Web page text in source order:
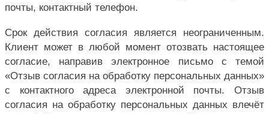
почты, контактный телефон.
Срок действия согласия является неограниченным.
Клиент может в любой момент отозвать настоящее
согласие, направив электронное письмо с темой
«Отзыв согласия на обработку персональных данных»
с контактного адреса электронной почты. Отзыв
согласия на обработку персональных данных влечёт